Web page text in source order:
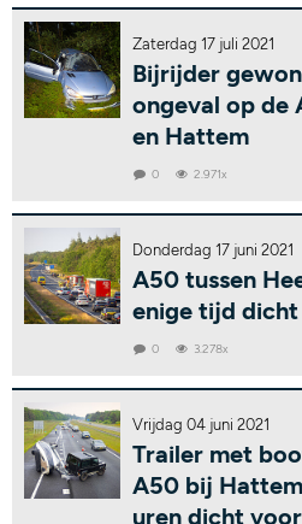
Zaterdag 17 juli 2021
Bijrijder
ongeval op de
en Hattem
0 2.971x
Donderdag 17 juni 2021
A50 tussen
enige tijd dicht
0 3.278x
Vrijdag 04 juni 2021
Trailer met
A50 bij
uren dicht